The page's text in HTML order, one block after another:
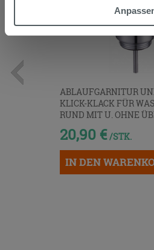
möchten oder Ihre Zustimmung
Zustimmung kann durch Klicken
„Cookies akzeptieren“ gegeben
die Schaltfläche "X" klicken,
nach der Installation der
ABLAUFGARNITUR
KLICK-KLACK FÜR
RUND MIT U. OHNE
20,90 € /STK.
IN DEN